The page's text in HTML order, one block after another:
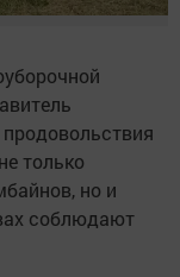
только
но и
соблюдают